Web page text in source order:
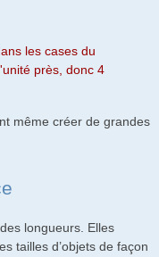
les cases du
près, donc 4
même créer de grandes
longueurs. Elles
tailles d’objets de façon